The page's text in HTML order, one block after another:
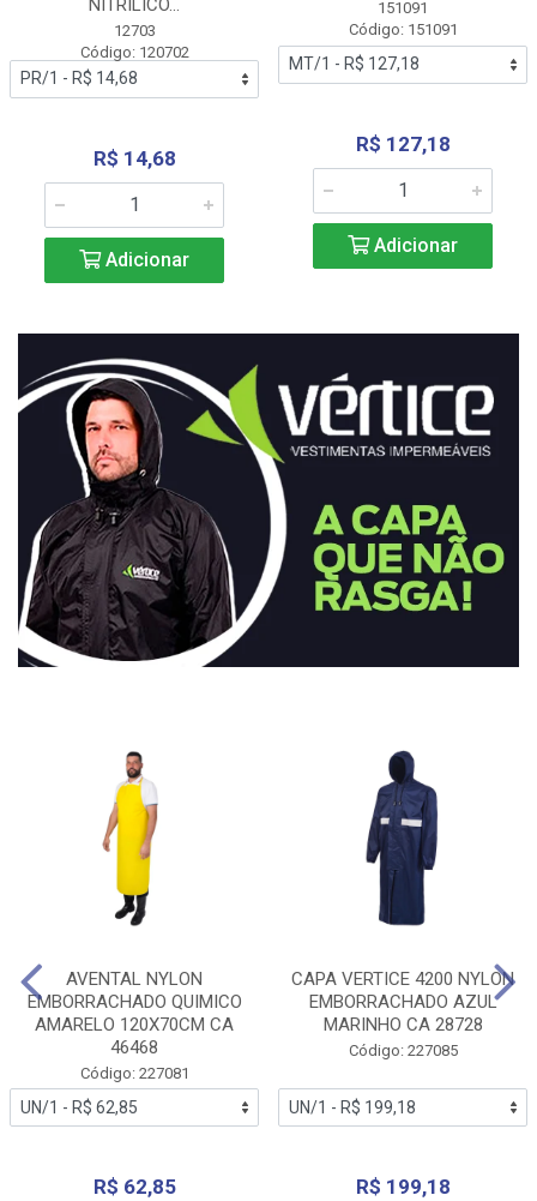
NITRÍLICO...
12703
Código: 120702
R$ 14,68
Adicionar
151091
Código: 151091
R$ 127,18
Adicionar
AVENTAL NYLON
EMBORRACHADO QUIMICO
AMARELO 120X70CM CA
46468
Código: 227081
R$ 62,85
CAPA VERTICE 4200 NYLON
EMBORRACHADO AZUL
MARINHO CA 28728
Código: 227085
R$ 199,18